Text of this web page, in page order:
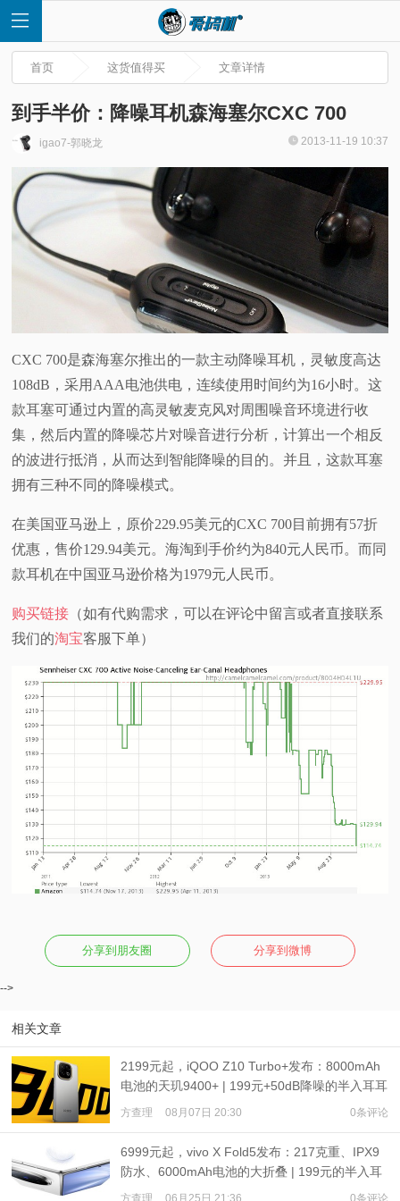
页
测
视
科
体
专
题
首页 这货值得买 文章详情
到手半价：降噪耳机森海塞尔CXC 700
igao7-郭晓龙 2013-11-19 10:37
CXC 700是森海塞尔推出的一款主动降噪耳机，灵敏度高达
108dB，采用AAA电池供电，连续使用时间约为16小时。这
款耳塞可通过内置的高灵敏麦克风对周围噪音环境进行收
集，然后内置的降噪芯片对噪音进行分析，计算出一个相反
的波进行抵消，从而达到智能降噪的目的。并且，这款耳塞
拥有三种不同的降噪模式。
在美国亚马逊上，原价229.95美元的CXC 700目前拥有57折
优惠，售价129.94美元。海淘到手价约为840元人民币。而同
款耳机在中国亚马逊价格为1979元人民币。
购买链接 （如有代购需求，可以在评论中留言或者直接联系
我们的淘宝客服下单）
分享到朋友圈 分享到微博
-->
相关文章
2199元起，iQOO Z10 Turbo+发布：8000mAh
电池的天玑9400+ | 199元+50dB降噪的半入耳耳
机发布
方查理 08月07日 20:30 0条评论
6999元起，vivo X Fold5发布：217克重、IPX9
防水、6000mAh电池的大折叠 | 199元的半入耳
降噪耳机